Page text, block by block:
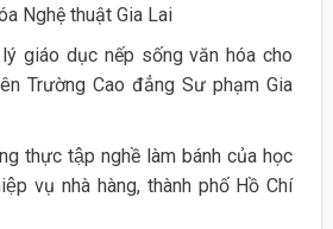
Nghệ thuật Gia Lai
giáo dục nếp sống văn hóa cho
Trường Cao đẳng Sư phạm Gia
thực tập nghề làm bánh của học
vụ nhà hàng, thành phố Hồ Chí